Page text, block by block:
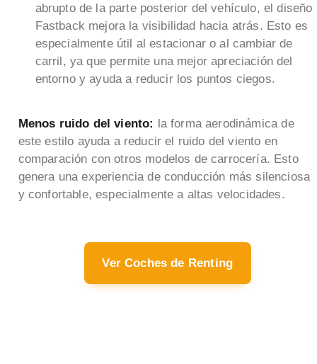
abrupto de la parte posterior del vehículo, el diseño
Fastback mejora la visibilidad hacia atrás. Esto es
especialmente útil al estacionar o al cambiar de
carril, ya que permite una mejor apreciación del
entorno y ayuda a reducir los puntos ciegos.
Menos ruido del viento:
la forma aerodinámica de
este estilo ayuda a reducir el ruido del viento en
comparación con otros modelos de carrocería. Esto
genera una experiencia de conducción más silenciosa
y confortable, especialmente a altas velocidades.
Ver Coches de Renting